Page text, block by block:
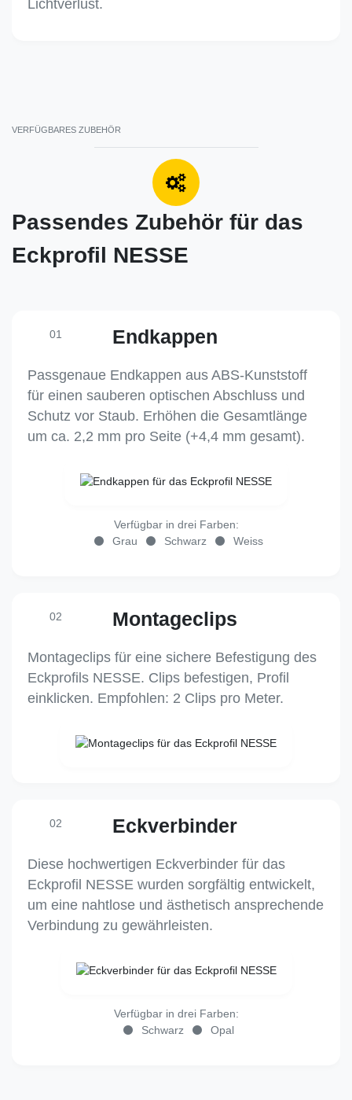
Lichtverlust.
VERFÜGBARES ZUBEHÖR
Passendes Zubehör für das
Eckprofil NESSE
01 Endkappen
Passgenaue Endkappen aus ABS-Kunststoff
für einen sauberen optischen Abschluss und
Schutz vor Staub. Erhöhen die Gesamtlänge
um ca. 2,2 mm pro Seite (+4,4 mm gesamt).
Verfügbar in drei Farben:
Grau
Schwarz Weiss
02 Montageclips
Montageclips für eine sichere Befestigung des
Eckprofils NESSE. Clips befestigen, Profil
einklicken. Empfohlen: 2 Clips pro Meter.
02 Eckverbinder
Diese hochwertigen Eckverbinder für das
Eckprofil NESSE wurden sorgfältig entwickelt,
um eine nahtlose und ästhetisch ansprechende
Verbindung zu gewährleisten.
Verfügbar in drei Farben:
Schwarz
Opal